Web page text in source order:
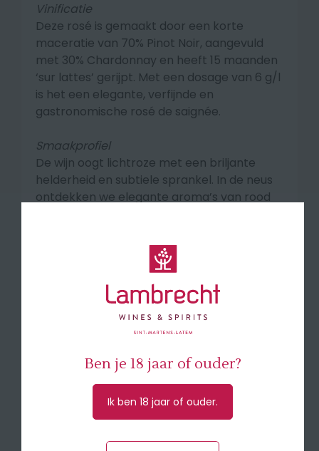
Vinificatie
Deze rosé is gemaakt door een korte
maceratie van 70% Pinot Noir, aangevuld
met 30% Chardonnay en heeft 15 maanden
‘sur lattes’ gerijpt. Met een dosage van 6 g/l
is het een elegante, verfijnde en
gastronomische rosé de saignée.
Smaakprofiel
De wijn oogt lichtroze met een briljante
helderheid en subtiele sprankel. In de neus
ontdekken we elegante aroma’s van rood
ondersteund door toetsen van viooltjes en
In de mond starten we met dezelfde
levendige en fruitige smaakervaring van
framboos en bosaardbeien, aangevuld door
tonen van kersen en een vleugje citrus met
lichte pompelmoes bitter in de afdronk.
Deze Rosé kan perfect als aperitief, bij de
betere charcuterie en kazen maar is
evenzeer inzetbaar bij een lentelunch,
mediterraanse gerechten of een zomers
Ben je 18 jaar of ouder?
Ik ben 18 jaar of ouder.